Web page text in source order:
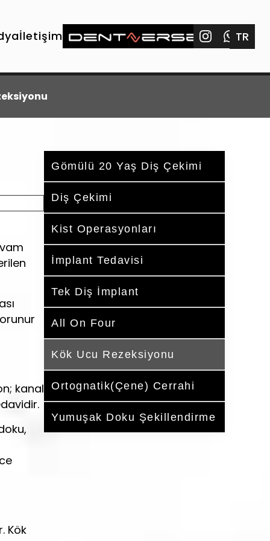
İletişim TR
kanal
Kök
Gömülü 20 Yaş Diş Çekimi
Diş Çekimi
Kist Operasyonları
İmplant Tedavisi
Tek Diş İmplant
All On Four
Kök Ucu Rezeksiyonu
Ortognatik(Çene) Cerrahi
Yumuşak Doku Şekillendirme